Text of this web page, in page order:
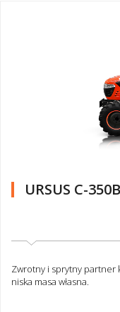
URSUS C-350B
Zwrotny i sprytny partner
niska masa własna.